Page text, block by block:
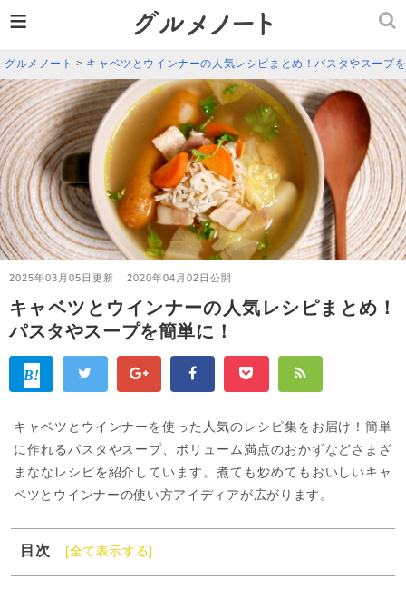
グルメノート > キャベツとウインナーの人気レシピまとめ！パスタやスープ
2025年03月05日更新 2020年04月02日公開
キャベツとウインナーの人気レシピまとめ！
パスタやスープを簡単に！
キャベツとウインナーを使った人気のレシピ集をお届け！簡単
に作れるパスタやスープ、ボリューム満点のおかずなどさまざ
まななレシピを紹介しています。煮ても炒めてもおいしいキャ
ベツとウインナーの使い方アイディアが広がります。
目次
[全て表示する]
1
キャベツとウインナーを使った人気レシピを紹介
≡